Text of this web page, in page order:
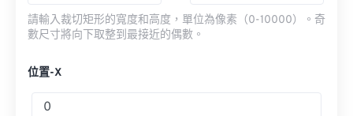
請輸入裁切矩形的寬度和高度，單位為像素（0-10000）。奇
數尺寸將向下取整到最接近的偶數。
位置-X